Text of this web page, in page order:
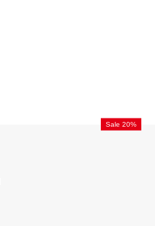
Sale 20%